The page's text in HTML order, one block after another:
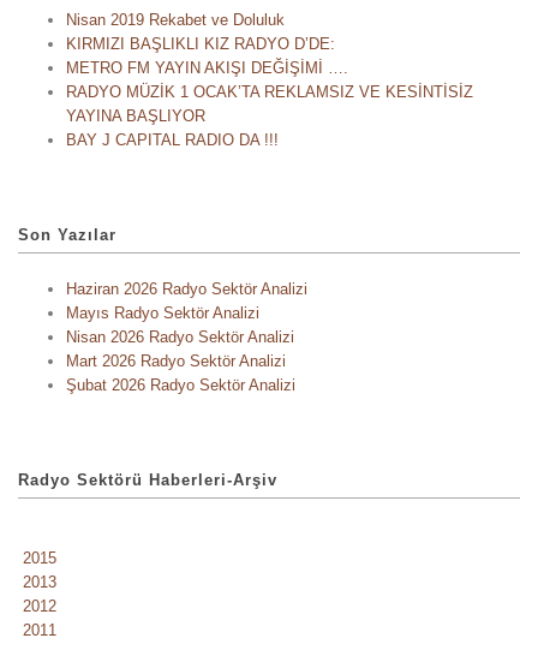
Nisan 2019 Rekabet ve Doluluk
KIRMIZI BAŞLIKLI KIZ RADYO D’DE:
METRO FM YAYIN AKIŞI DEĞİŞİMİ ….
RADYO MÜZİK 1 OCAK’TA REKLAMSIZ VE KESİNTİSİZ
YAYINA BAŞLIYOR
BAY J CAPITAL RADIO DA !!!
Son Yazılar
Haziran 2026 Radyo Sektör Analizi
Mayıs Radyo Sektör Analizi
Nisan 2026 Radyo Sektör Analizi
Mart 2026 Radyo Sektör Analizi
Şubat 2026 Radyo Sektör Analizi
Radyo Sektörü Haberleri-Arşiv
2015
2013
2012
2011